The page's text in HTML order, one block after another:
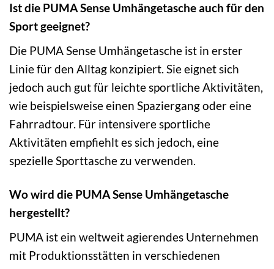
Ist die PUMA Sense Umhängetasche auch für den
Sport geeignet?
Die PUMA Sense Umhängetasche ist in erster
Linie für den Alltag konzipiert. Sie eignet sich
jedoch auch gut für leichte sportliche Aktivitäten,
wie beispielsweise einen Spaziergang oder eine
Fahrradtour. Für intensivere sportliche
Aktivitäten empfiehlt es sich jedoch, eine
spezielle Sporttasche zu verwenden.
Wo wird die PUMA Sense Umhängetasche
hergestellt?
PUMA ist ein weltweit agierendes Unternehmen
mit Produktionsstätten in verschiedenen